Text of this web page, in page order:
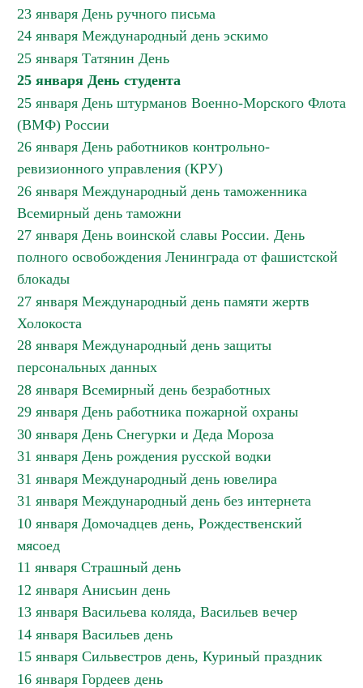
23 января День ручного письма
24 января Международный день эскимо
25 января Татянин День
25 января День студента
25 января День штурманов Военно-Морского Флота
(ВМФ) России
26 января День работников контрольно-
ревизионного управления (КРУ)
26 января Международный день таможенника
Всемирный день таможни
27 января День воинской славы России. День
полного освобождения Ленинграда от фашистской
блокады
27 января Международный день памяти жертв
Холокоста
28 января Международный день защиты
персональных данных
28 января Всемирный день безработных
29 января День работника пожарной охраны
30 января День Снегурки и Деда Мороза
31 января День рождения русской водки
31 января Международный день ювелира
31 января Международный день без интернета
10 января Домочадцев день, Рождественский
мясоед
11 января Страшный день
12 января Анисьин день
13 января Васильева коляда, Васильев вечер
14 января Васильев день
15 января Сильвестров день, Куриный праздник
16 января Гордеев день